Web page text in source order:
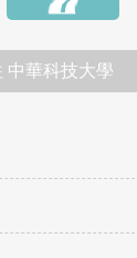
中華科技大學